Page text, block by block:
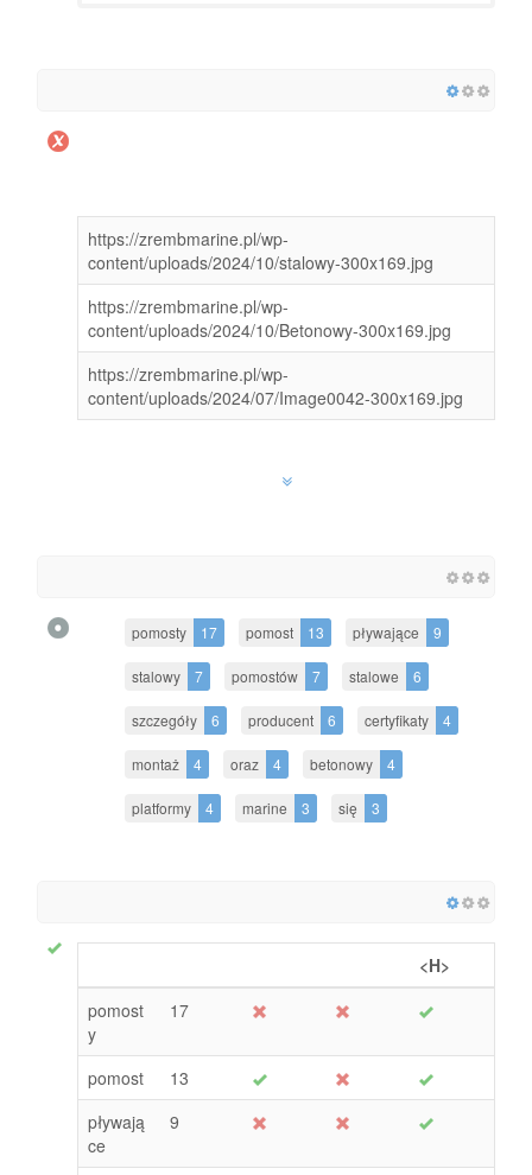
https://zrembmarine.pl/wp-
content/uploads/2024/10/stalowy-300x169.jpg
https://zrembmarine.pl/wp-
content/uploads/2024/10/Betonowy-300x169.jpg
https://zrembmarine.pl/wp-
content/uploads/2024/07/Image0042-300x169.jpg
pomosty 17 pomost 13 pływające 9
stalowy 7 pomostów 7 stalowe 6
szczegóły 6 producent 6 certyfikaty 4
montaż 4 oraz 4 betonowy 4
platformy 4 marine 3 się 3
<H>
pomost
y
17
pomost
13
pływają
ce
9